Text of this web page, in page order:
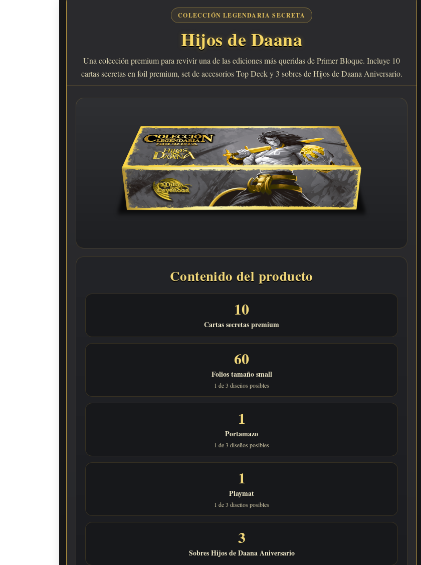
COLECCIÓN LEGENDARIA SECRETA
Hijos de Daana
Una colección premium para revivir una de las ediciones más queridas de Primer Bloque. Incluye 10
cartas secretas en foil premium, set de accesorios Top Deck y 3 sobres de Hijos de Daana Aniversario.
Contenido del producto
10
Cartas secretas premium
60
Folios tamaño small
1 de 3 diseños posibles
1
Portamazo
1 de 3 diseños posibles
1
Playmat
1 de 3 diseños posibles
3
Sobres Hijos de Daana Aniversario